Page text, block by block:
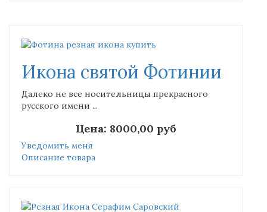
Икона святой Фотинии
Далеко не все носительницы прекрасного
русского имени ...
Цена: 8000,00 руб
Уведомить меня
Описание товара